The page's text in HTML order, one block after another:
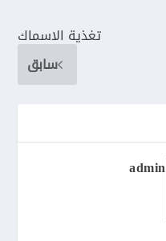
تغذية الاسماك
سابق
admin